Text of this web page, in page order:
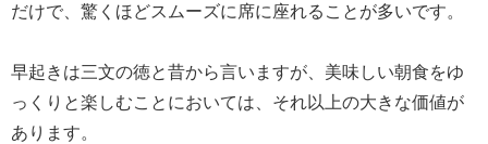
だけで、驚くほどスムーズに席に座れることが多いです。
早起きは三文の徳と昔から言いますが、美味しい朝食をゆ
っくりと楽しむことにおいては、それ以上の大きな価値が
あります。